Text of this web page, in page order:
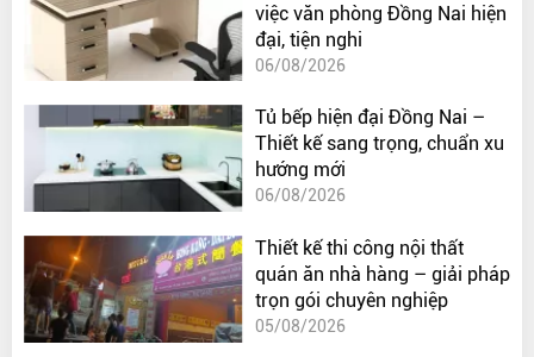
việc văn phòng Đồng Nai hiện
đại, tiện nghi
06/08/2026
Tủ bếp hiện đại Đồng Nai –
Thiết kế sang trọng, chuẩn xu
hướng mới
06/08/2026
Thiết kế thi công nội thất
quán ăn nhà hàng – giải pháp
trọn gói chuyên nghiệp
05/08/2026